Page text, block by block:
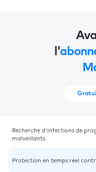
l'
Recherche d'infections de
malveillants
Protection en temps réel